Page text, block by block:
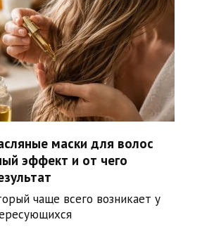
маски для волос
эффект и от чего
чаще всего возникает у